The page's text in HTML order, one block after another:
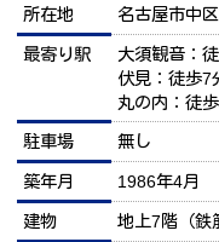
所在地 名古屋市中
最寄り駅
大須観音：
伏見：徒歩7
丸の内：徒
駐車場
無し
築年月 1986年4月
建物 地上7階（鉄